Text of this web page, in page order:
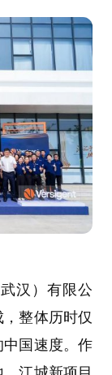
汉）有限公
整体历时仅
国速度。作